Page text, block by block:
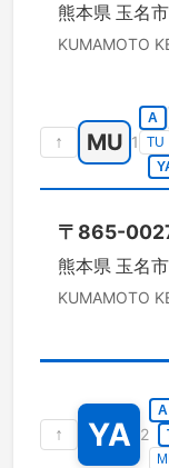
熊本県 玉名市
KUMAMOTO
↑ MU 1
A
TU
〒 865-
熊本県 玉名市
KUMAMOTO
↑ YA 2
A
MI